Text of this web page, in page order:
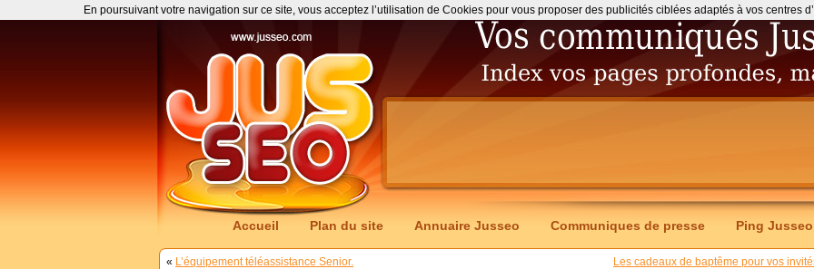
Accueil Plan du site Annuaire Jusseo Communiques de presse Ping Jusseo
« L’équipement téléassistance Senior. Les cadeaux de baptême pour vos
En poursuivant votre navigation sur ce site, vous acceptez l’utilisation de Cookies pour vous proposer des publicités ciblées adaptés à vos centres